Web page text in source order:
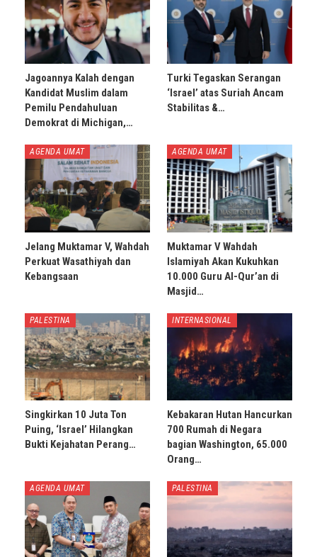
Jagoannya Kalah dengan
Kandidat Muslim dalam
Pemilu Pendahuluan
Demokrat di Michigan,…
Turki Tegaskan Serangan
‘Israel’ atas Suriah Ancam
Stabilitas &…
AGENDA UMAT
Jelang Muktamar V, Wahdah
Perkuat Wasathiyah dan
Kebangsaan
AGENDA UMAT
Muktamar V Wahdah
Islamiyah Akan Kukuhkan
10.000 Guru Al-Qur’an di
Masjid…
PALESTINA
Singkirkan 10 Juta Ton
Puing, ‘Israel’ Hilangkan
Bukti Kejahatan Perang…
INTERNASIONAL
Kebakaran Hutan Hancurkan
700 Rumah di Negara
bagian Washington, 65.000
Orang…
AGENDA UMAT PALESTINA